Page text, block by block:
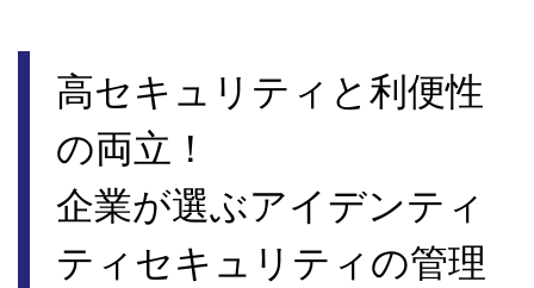
高セキュリティと利便性
の両立！
企業が選ぶアイデンティ
ティセキュリティの管理